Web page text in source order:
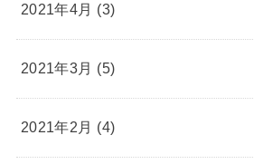
2021年4月 (3)
2021年3月 (5)
2021年2月 (4)